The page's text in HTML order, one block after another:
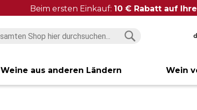
Beim ersten Einkauf: 10 € Rabatt auf
Weine aus anderen Ländern Wein